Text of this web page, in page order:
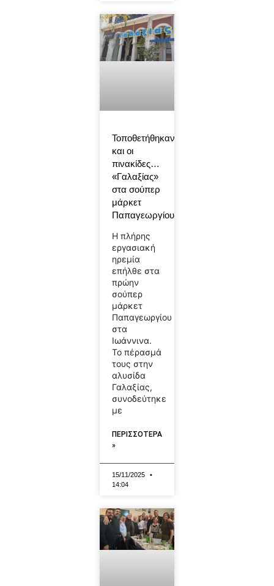
Τοποθετήθηκαν
και οι
πινακίδες…
«Γαλαξίας»
στα σούπερ
μάρκετ
Παπαγεωργίου
Η πλήρης
εργασιακή
ηρεμία
επήλθε στα
πρώην
σούπερ
μάρκετ
Παπαγεωργίου
στα
Ιωάννινα.
Το πέρασμά
τους στην
αλυσίδα
Γαλαξίας,
συνοδεύτηκε
με
ΠΕΡΙΣΣΟΤΕΡΑ
»
15/11/2025
14:04